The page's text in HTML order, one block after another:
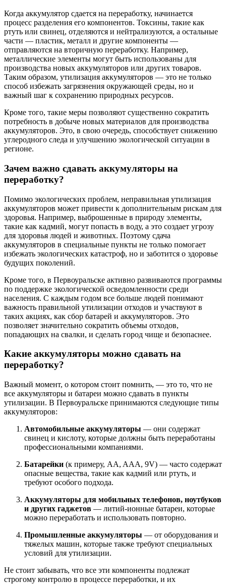
Когда аккумулятор сдается на переработку, начинается
процесс разделения его компонентов. Токсины, такие как
ртуть или свинец, отделяются и нейтрализуются, а остальные
части — пластик, металл и другие компоненты —
отправляются на вторичную переработку. Например,
металлические элементы могут быть использованы для
производства новых аккумуляторов или других товаров.
Таким образом, утилизация аккумуляторов — это не только
способ избежать загрязнения окружающей среды, но и
важный шаг к сохранению природных ресурсов.
Кроме того, такие меры позволяют существенно сократить
потребность в добыче новых материалов для производства
аккумуляторов. Это, в свою очередь, способствует снижению
углеродного следа и улучшению экологической ситуации в
регионе.
Зачем важно сдавать аккумуляторы на
переработку?
Помимо экологических проблем, неправильная утилизация
аккумуляторов может привести к дополнительным рискам для
здоровья. Например, выброшенные в природу элементы,
такие как кадмий, могут попасть в воду, а это создает угрозу
для здоровья людей и животных. Поэтому сдача
аккумуляторов в специальные пункты не только помогает
избежать экологических катастроф, но и заботится о здоровье
будущих поколений.
Кроме того, в Первоуральске активно развиваются программы
по поддержке экологической осведомленности среди
населения. С каждым годом все больше людей понимают
важность правильной утилизации отходов и участвуют в
таких акциях, как сбор батарей и аккумуляторов. Это
позволяет значительно сократить объемы отходов,
попадающих на свалки, и сделать город чище и безопаснее.
Какие аккумуляторы можно сдавать на
переработку?
Важный момент, о котором стоит помнить, — это то, что не
все аккумуляторы и батареи можно сдавать в пункты
утилизации. В Первоуральске принимаются следующие типы
аккумуляторов:
Автомобильные аккумуляторы — они содержат
свинец и кислоту, которые должны быть переработаны
профессиональными компаниями.
Батарейки (к примеру, AA, AAA, 9V) — часто содержат
опасные вещества, такие как кадмий или ртуть, и
требуют особого подхода.
Аккумуляторы для мобильных телефонов, ноутбуков
и других гаджетов — литий-ионные батареи, которые
можно переработать и использовать повторно.
Промышленные аккумуляторы — от оборудования и
тяжелых машин, которые также требуют специальных
условий для утилизации.
Не стоит забывать, что все эти компоненты подлежат
строгому контролю в процессе переработки, и их